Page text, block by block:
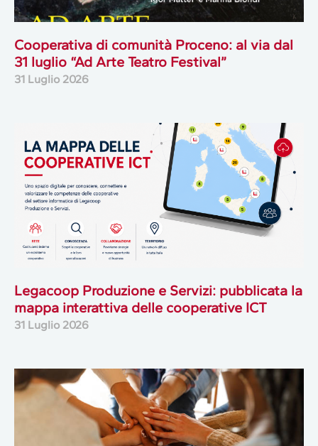
Cooperativa di comunità Proceno: al via dal
31 luglio “Ad Arte Teatro Festival”
31 Luglio 2026
Legacoop Produzione e Servizi: pubblicata la
mappa interattiva delle cooperative ICT
31 Luglio 2026